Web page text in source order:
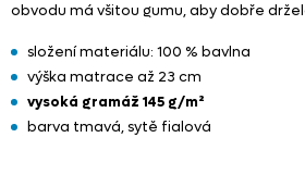
obvodu má všitou gumu, aby dobře
složení materiálu: 100 % bavlna
výška matrace až 23 cm
vysoká gramáž 145 g/m²
barva tmavá, sytě fialová